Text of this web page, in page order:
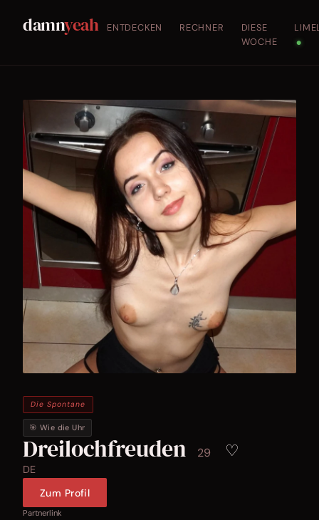
damnyeah ENTDECKEN RECHNER
DIESE
WOCHE
●
Die Spontane
🎯 Wie die Uhr
Dreilochfreuden 29 ♡
DE
Zum Profil
Partnerlink